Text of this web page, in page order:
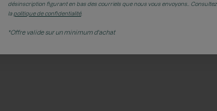
désinscription figurant en bas des courriels que nous vous envoyons.. Consultez
la politique de confidentialité.
*Offre valide sur un minimum d'achat